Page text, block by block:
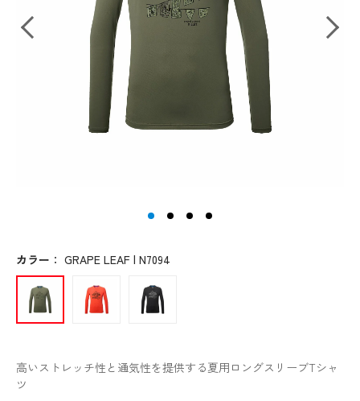
高いストレッチ性と通気性を提供する夏用ロングスリーブTシャ
ツ
カラー ： GRAPE LEAF | N7094